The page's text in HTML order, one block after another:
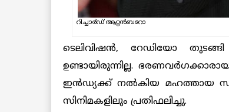
റിച്ചാർഡ് ആറ്റൻബറോ
ടെലിവിഷൻ, റേഡിയോ
ഉണ്ടായിരുന്നില്ല.
ഇൻഡ്യക്ക് നല്‍കിയ മഹത്തായ
സിനിമകളിലും പ്രതിഫലിച്ചു.